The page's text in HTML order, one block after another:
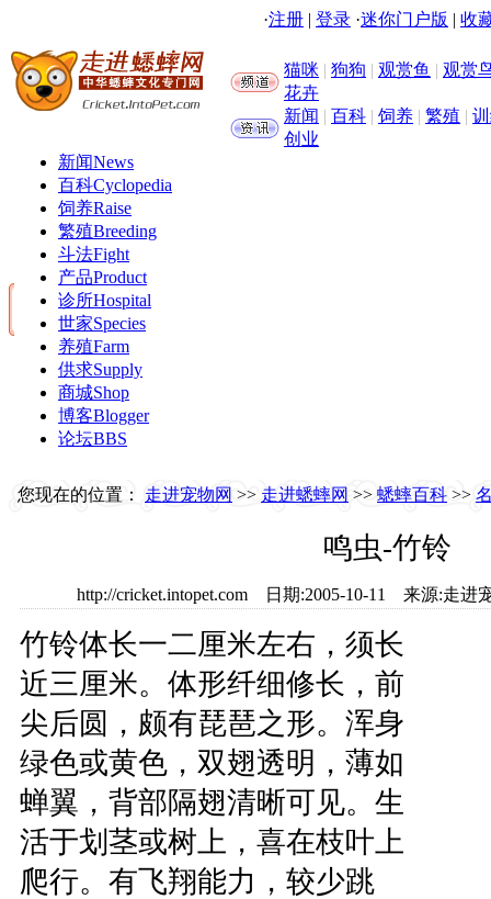
·注册 | 登录 ·迷你门户版 | 收
猫咪 | 狗狗 | 观赏鱼 | 观赏
花卉
新闻 | 百科 | 饲养 | 繁殖 |
创业
新闻News
百科Cyclopedia
饲养Raise
繁殖Breeding
斗法Fight
产品Product
诊所Hospital
世家Species
养殖Farm
供求Supply
商城Shop
博客Blogger
论坛BBS
您现在的位置： 走进宠物网 >> 走进蟋蟀网 >> 蟋蟀百科 >>
鸣虫-竹铃
http://cricket.intopet.com 日期:2005-10-11 来源:走
竹铃体长一二厘米左右，须长
近三厘米。体形纤细修长，前
尖后圆，颇有琵琶之形。浑身
绿色或黄色，双翅透明，薄如
蝉翼，背部隔翅清晰可见。生
活于划茎或树上，喜在枝叶上
爬行。有飞翔能力，较少跳